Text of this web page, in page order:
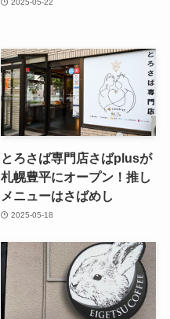
2025-05-22
とろさば専門店さばplusが
札幌豊平にオープン！推し
メニューはさばめし
2025-05-18